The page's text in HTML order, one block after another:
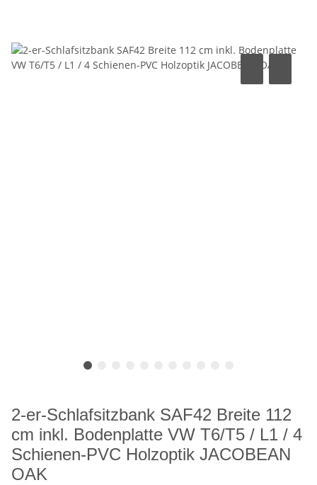
2-er-Schlafsitzbank SAF42 Breite 112
cm inkl. Bodenplatte VW T6/T5 / L1 / 4
Schienen-PVC Holzoptik JACOBEAN
OAK